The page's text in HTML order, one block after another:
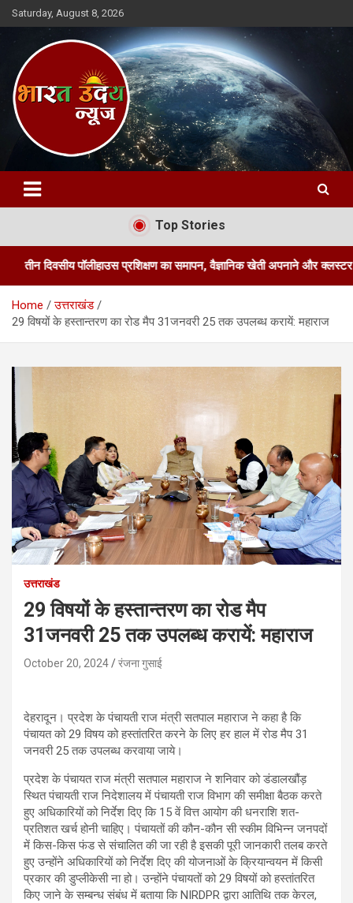
Skip
to
Saturday, August 8, 2026
Bharat Uday News
Top Stories
पॉलीहाउस प्रशिक्षण का समापन, वैज्ञानिक खेती अपनाने और क्लस्टर आधारित
Home
उत्तराखंड
29 विषयों के हस्तान्तरण का रोड मैप 31जनवरी 25 तक उपलब्ध करायें: महाराज
उत्तराखंड
29 विषयों के हस्तान्तरण का रोड मैप
31जनवरी 25 तक उपलब्ध करायें: महाराज
October 20, 2024 रंजना गुसाई
देहरादून। प्रदेश के पंचायती राज मंत्री सतपाल महाराज ने कहा है कि
पंचायत को 29 विषय को हस्तांतरित करने के लिए हर हाल में रोड मैप 31
जनवरी 25 तक उपलब्ध करवाया जाये।
प्रदेश के पंचायत राज मंत्री सतपाल महाराज ने शनिवार को डंडालखौंड़
स्थित पंचायती राज निदेशालय में पंचायती राज विभाग की समीक्षा बैठक करते
हुए अधिकारियों को निर्देश दिए कि 15 वें वित्त आयोग की धनराशि शत-
प्रतिशत खर्च होनी चाहिए। पंचायतों की कौन-कौन सी स्कीम विभिन्न जनपदों
में किस-किस फंड से संचालित की जा रही है इसकी पूरी जानकारी तलब करते
हुए उन्होंने अधिकारियों को निर्देश दिए की योजनाओं के क्रियान्वयन में किसी
प्रकार की डुप्लीकेसी ना हो। उन्होंने पंचायतों को 29 विषयों को हस्तांतरित
किए जाने के सम्बन्ध संबंध में बताया कि NIRDPR द्वारा आतिथि तक केरल,